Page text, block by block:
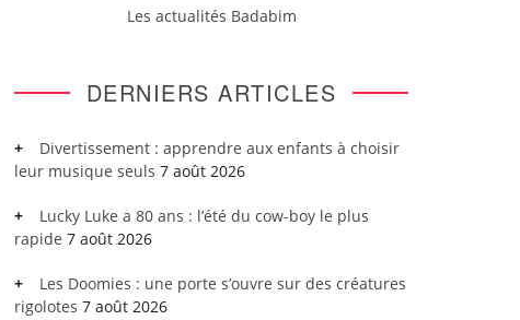
Les actualités Badabim
DERNIERS ARTICLES
Divertissement : apprendre aux enfants à choisir
leur musique seuls 7 août 2026
Lucky Luke a 80 ans : l’été du cow-boy le plus
rapide 7 août 2026
Les Doomies : une porte s’ouvre sur des créatures
rigolotes 7 août 2026